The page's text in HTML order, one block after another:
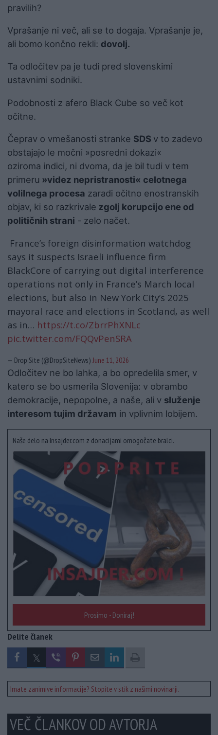
pravilih?
Vprašanje ni več, ali se to dogaja. Vprašanje je,
ali bomo končno rekli: dovolj.
Ta odločitev pa je tudi pred slovenskimi
ustavnimi sodniki.
Podobnosti z afero Black Cube so več kot
očitne.
Čeprav o vmešanosti stranke SDS v to zadevo
obstajajo le močni »posredni dokazi«
oziroma indici, ni dvoma, da je bil tudi v tem
primeru »videz nepristranosti« celotnega
volilnega procesa zaradi očitno enostranskih
objav, ki so razkrivale zgolj korupcijo ene od
političnih strani - zelo načet.
France’s foreign disinformation watchdog
says it suspects Israeli influence firm
BlackCore of carrying out digital interference
operations not only in France’s March local
elections, but also in New York City’s 2025
mayoral race and elections in Scotland, as well
as in… https://t.co/ZbrrPhXNLc
pic.twitter.com/FQQvPenSRA
— Drop Site (@DropSiteNews) June 11, 2026
Odločitev ne bo lahka, a bo opredelila smer, v
katero se bo usmerila Slovenija: v obrambo
demokracije, nepopolne, a naše, ali v služenje
interesom tujim državam in vplivnim lobijem.
Naše delo na Insajder.com z donacijami omogočate bralci.
Prosimo - Doniraj!
Delite članek
Imate zanimive informacije? Stopite v stik z našimi novinarji.
VEČ ČLANKOV OD AVTORJA